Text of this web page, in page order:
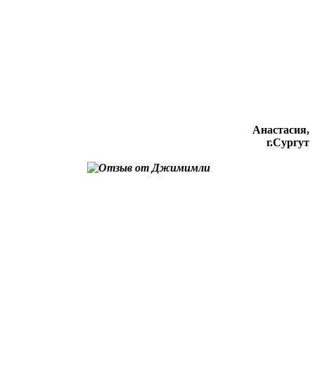
Анастасия,
г.Сургут